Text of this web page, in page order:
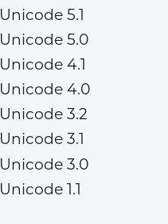
Unicode 5.1
Unicode 5.0
Unicode 4.1
Unicode 4.0
Unicode 3.2
Unicode 3.1
Unicode 3.0
Unicode 1.1